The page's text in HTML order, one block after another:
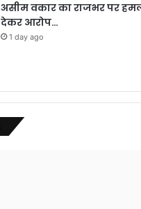
असीम वकार का राजभर पर
देकर आरोप…
1 day ago